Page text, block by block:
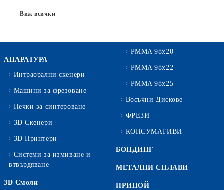
Виж всички
АПАРАТУРА
Интраорални скенери
Машини за фрезоване
Печки за синтероване
3D Скенери
3D Принтери
Системи за измиване и
втвърдяване
3D Смоли
PMMA 98x20
PMMA 98x22
PMMA 98x25
Восъчни Дискове
ФРЕЗИ
КОНСУМАТИВИ
БОНДИНГ
МЕТАЛНИ СПЛАВИ
ПРИПОЙ